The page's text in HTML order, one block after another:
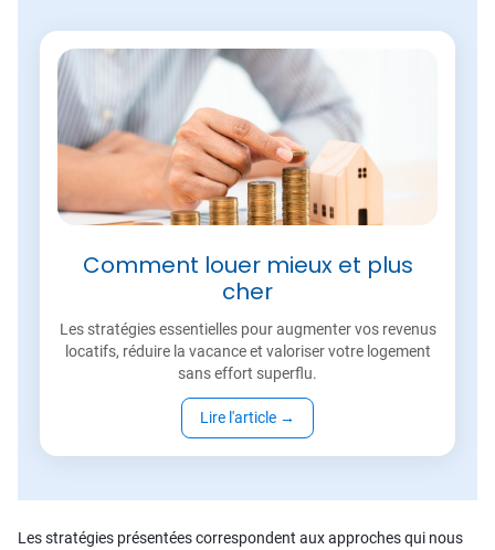
Comment louer mieux et plus
cher
Les stratégies essentielles pour augmenter vos revenus
locatifs, réduire la vacance et valoriser votre logement
sans effort superflu.
Lire l'article →
Les stratégies présentées correspondent aux approches qui nous